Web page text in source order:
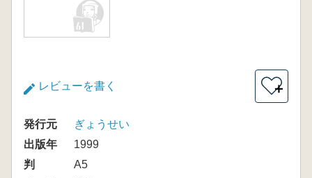
レビューを書く ＋
発行元
ぎょうせい
出版年
1999
判
A5